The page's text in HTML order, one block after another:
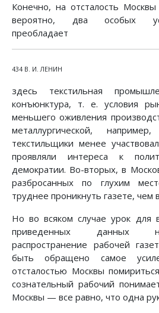
Конечно, на отсталость
вероятно, два особых
преобладает
434 В. И. ЛЕНИН
здесь текстильная
конъюнктура, т. е. условия
меньшего оживления
металлургической,
текстильщики менее
проявляли интереса к
демократии. Во-вторых, в
разбросанных по глухим
труднее проникнуть газете, чем
Но во всяком случае урок для
приведенных данных
распространение рабочей
быть обращено самое
отсталостью Москвы
сознательный рабочий
Москвы — все равно, что одна